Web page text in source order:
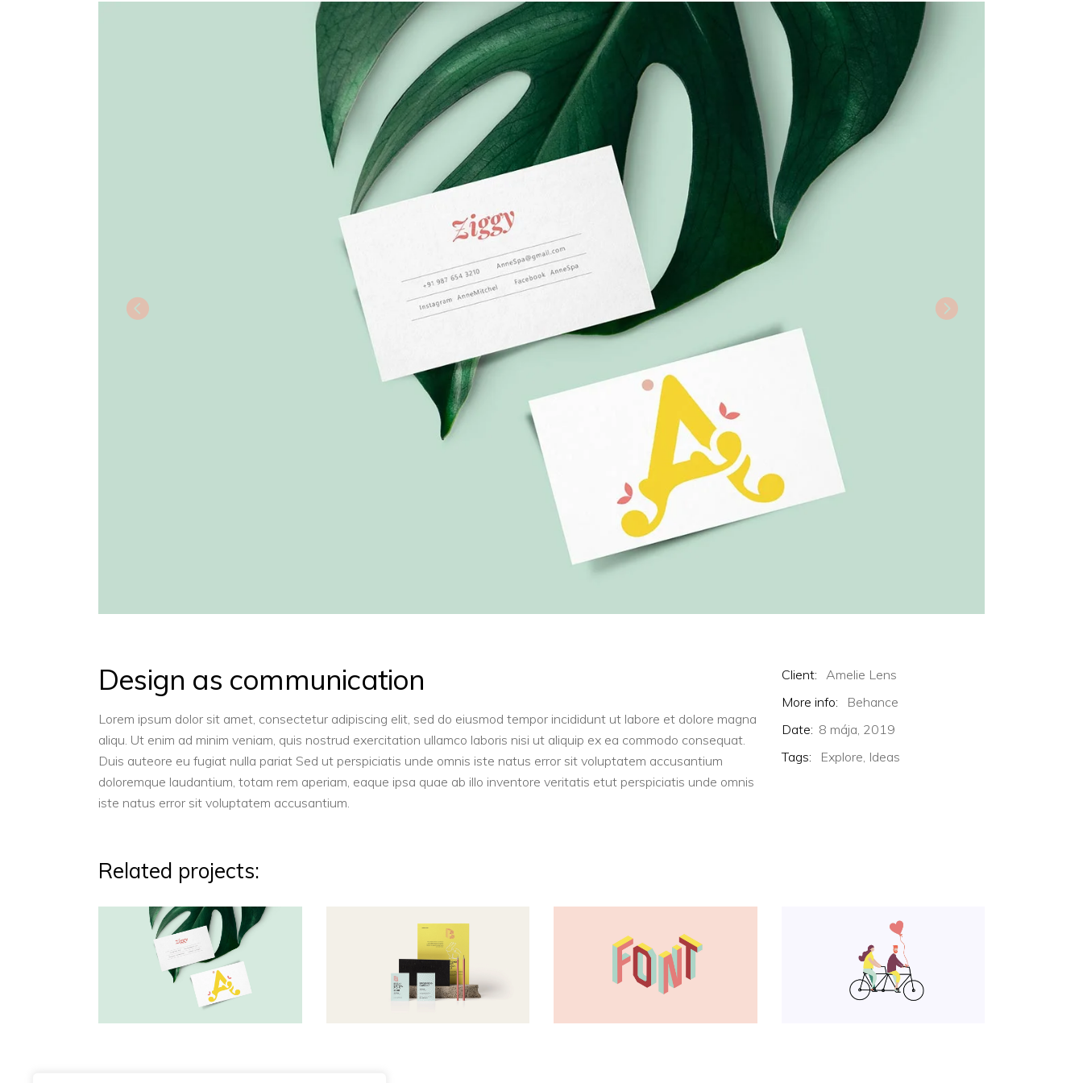
Design as communication
Lorem ipsum dolor sit amet, consectetur adipiscing elit, sed do eiusmod tempor incididunt ut labore et dolore magna
aliqu. Ut enim ad minim veniam, quis nostrud exercitation ullamco laboris nisi ut aliquip ex ea commodo consequat.
Duis auteore eu fugiat nulla pariat Sed ut perspiciatis unde omnis iste natus error sit voluptatem accusantium
doloremque laudantium, totam rem aperiam, eaque ipsa quae ab illo inventore veritatis etut perspiciatis unde omnis
iste natus error sit voluptatem accusantium.
Client:
Amelie Lens
More info:
Behance
Date: 8 mája, 2019
Tags:
Explore, Ideas
Related projects: